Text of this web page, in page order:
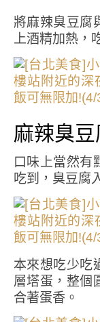
將麻辣臭豆腐
上酒精加熱，
麻辣臭
口味上當然有
吃到，臭豆腐
本來想吃少吃
層塔蛋，整個
合著蛋香。